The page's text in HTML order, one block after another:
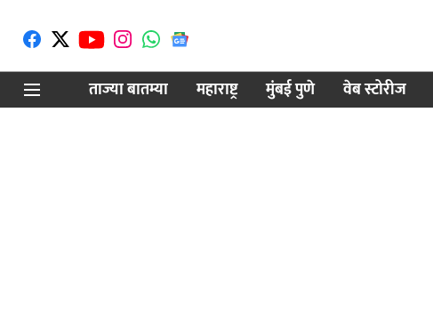
ताज्या बातम्या
महाराष्ट्र मुंबई पुणे वेब स्टोरीज